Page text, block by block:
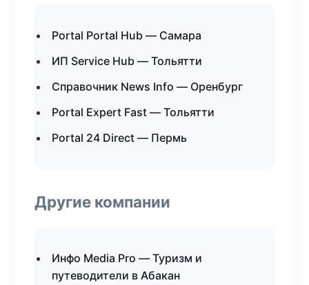
Portal Portal Hub — Самара
ИП Service Hub — Тольятти
Справочник News Info — Оренбург
Portal Expert Fast — Тольятти
Portal 24 Direct — Пермь
Другие компании
Инфо Media Pro — Туризм и
путеводители в Абакан